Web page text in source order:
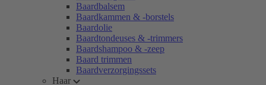
Baardbalsem
Baardkammen & -borstels
Baardolie
Baardtondeuses & -trimmers
Baardshampoo & -zeep
Baard trimmen
Baardverzorgingssets
Haar